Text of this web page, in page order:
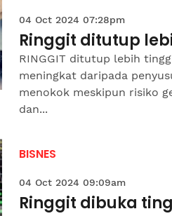
04 Oct 2024 07:28pm
Ringgit ditutup
RINGGIT ditutup lebih
meningkat daripada
menokok meskipun risiko
dan...
BISNES
04 Oct 2024 09:09am
Ringgit dibuka